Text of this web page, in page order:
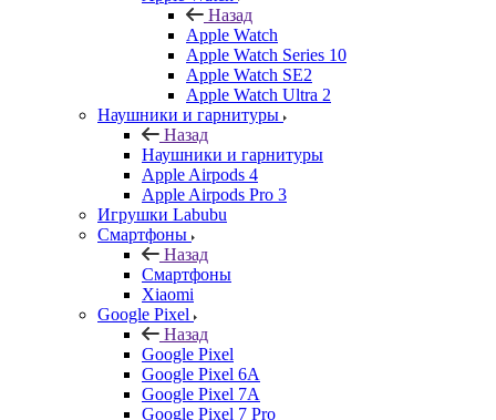
Назад
Apple Watch
Apple Watch Series 10
Apple Watch SE2
Apple Watch Ultra 2
Наушники и гарнитуры
Назад
Наушники и гарнитуры
Apple Airpods 4
Apple Airpods Pro 3
Игрушки Labubu
Смартфоны
Назад
Смартфоны
Xiaomi
Google Pixel
Назад
Google Pixel
Google Pixel 6A
Google Pixel 7А
Google Pixel 7 Pro